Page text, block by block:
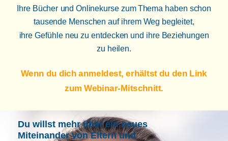
Ihre Bücher und Onlinekurse zum Thema haben schon
tausende Menschen auf ihrem Weg begleitet,
ihre Gefühle neu zu entdecken und ihre Beziehungen
zu heilen.
Wenn du dich anmeldest, erhältst du den Link
zum Webinar-Mitschnitt.
Du willst mehr über ein neues
Miteinander von Eltern und